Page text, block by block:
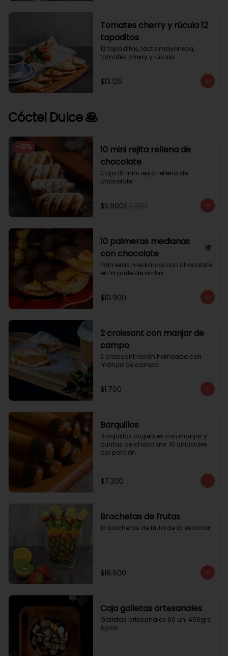
Tomates cherry y rúcula 12
tapaditos
12 tapaditos, lacto mayonesa,
tomates cherry y rúcula.
$13.125
Cóctel Dulce 🥞
-18%
10 mini rejita rellena de
chocolate
Caja 10 mini rejita rellena de
chocolate
$5.900$7.200
10 palmeras medianas
con chocolate
Palmeras medianas con chocolate
en la parte de arriba.
$10.900
2 croissant con manjar de
campo
2 croissant recién horneado con
manjar de campo.
$1.700
Barquillos
Barquillos crujientes con manjar y
puntas de chocolate. 10 unidades
por porción.
$7.300
Brochetas de frutas
12 brochetas de fruta de la estación
$18.600
Caja galletas artesanales
Galletas artesanales 60 un. 450grs.
Aprox